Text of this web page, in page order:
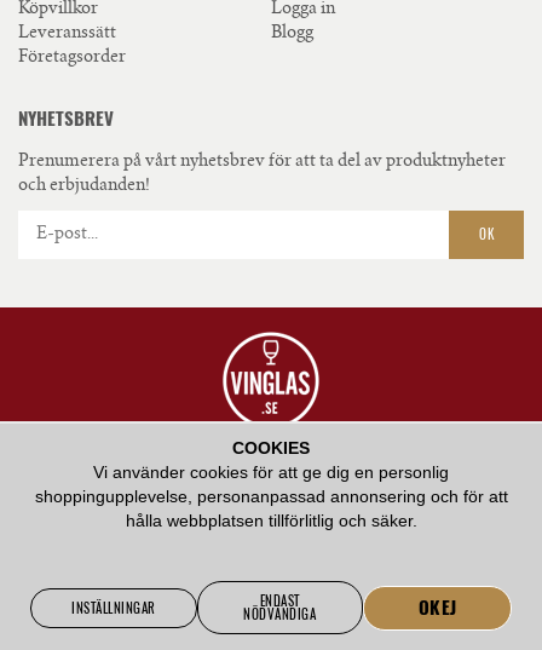
Köpvillkor
Leveranssätt
Företagsorder
Logga in
Blogg
NYHETSBREV
Prenumerera på vårt nyhetsbrev för att ta del av produktnyheter
och erbjudanden!
OK
VÅR AMBITION ÄR ATT ERBJUDA HÖGKVALITATIV SERVICE OCH ATT BIDRA
MED VÅR KUNSKAP KRING HUR RÄTT GLAS KAN FÖRHÖJA EN
SMAKUPPLEVELSE.
COOKIES
Vi använder cookies för att ge dig en personlig
shoppingupplevelse, personanpassad annonsering och för att
hålla webbplatsen tillförlitlig och säker.
INSTÄLLNINGAR ENDAST
NÖDVÄNDIGA OKEJ